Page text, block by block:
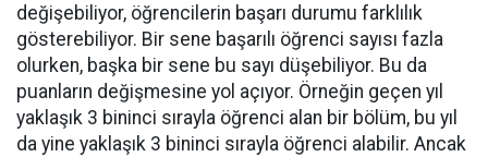
değişebiliyor, öğrencilerin başarı durumu farklılık
gösterebiliyor. Bir sene başarılı öğrenci sayısı fazla
olurken, başka bir sene bu sayı düşebiliyor. Bu da
puanların değişmesine yol açıyor. Örneğin geçen yıl
yaklaşık 3 bininci sırayla öğrenci alan bir bölüm, bu yıl
da yine yaklaşık 3 bininci sırayla öğrenci alabilir. Ancak